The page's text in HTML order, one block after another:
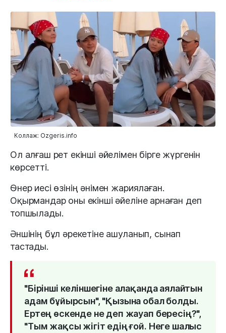
Коллаж: Ozgeris.info
Ол алғаш рет екінші әйелімен бірге жүргенін
көрсетті.
Өнер иесі өзінің әнімен жариялаған.
Оқырмандар оны екінші әйеліне арнаған деп
топшылады.
Әншінің бұл әрекетіне ашуланып, сынап
тастады.
"Бірінші келіншегіне алақанда аялайтын
адам бұйырсын", "Қызына обал болды.
Ертең өскенде не деп жауап бересің?",
"Тым жақсы жігіт едің ғой. Неге шалыс